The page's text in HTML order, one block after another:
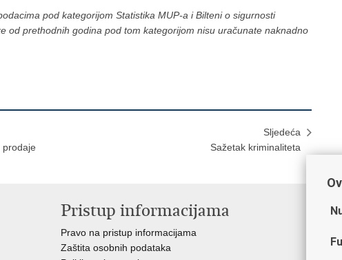
pod kategorijom Statistika MUP-a i Bilteni o sigurnosti
od prethodnih godina pod tom kategorijom nisu uračunate naknadno
prodaje
Sljedeća
Sažetak kriminaliteta
Pristup informacijama
Pravo na pristup informacijama
Zaštita osobnih podataka